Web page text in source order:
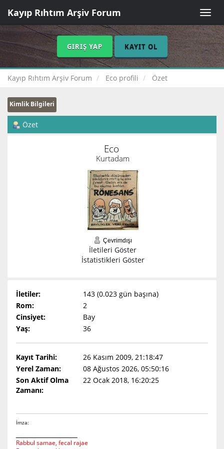
Toggle
Kayıp Rıhtım Arşiv Forum
GIRIŞ YAP KAYIT OL
Kayıp Rıhtım Arşiv Forum Eco profili Özet
Kimlik Bilgileri
Özet
Eco
Kurtadam
Çevrimdışı
İletileri Göster
İstatistikleri Göster
İletiler:
143 (0.023 gün başına)
Rom:
2
Cinsiyet:
Bay
Yaş:
36
Kayıt Tarihi:
26 Kasım 2009, 21:18:47
Yerel Zaman:
08 Ağustos 2026, 05:50:16
Son Aktif Olma
Zamanı:
22 Ocak 2018, 16:20:25
İmza:
Rabbul samae, fecal rajae